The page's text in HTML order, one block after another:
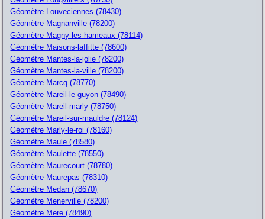
Géomètre Louveciennes (78430)
Géomètre Magnanville (78200)
Géomètre Magny-les-hameaux (78114)
Géomètre Maisons-laffitte (78600)
Géomètre Mantes-la-jolie (78200)
Géomètre Mantes-la-ville (78200)
Géomètre Marcq (78770)
Géomètre Mareil-le-guyon (78490)
Géomètre Mareil-marly (78750)
Géomètre Mareil-sur-mauldre (78124)
Géomètre Marly-le-roi (78160)
Géomètre Maule (78580)
Géomètre Maulette (78550)
Géomètre Maurecourt (78780)
Géomètre Maurepas (78310)
Géomètre Medan (78670)
Géomètre Menerville (78200)
Géomètre Mere (78490)